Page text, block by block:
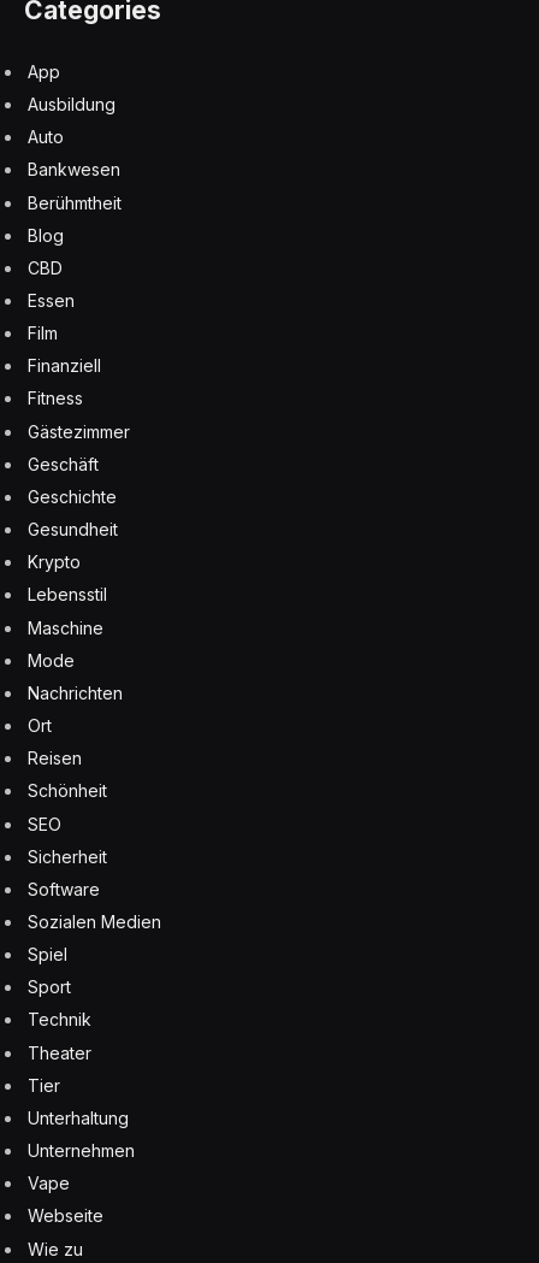
Categories
App
Ausbildung
Auto
Bankwesen
Berühmtheit
Blog
CBD
Essen
Film
Finanziell
Fitness
Gästezimmer
Geschäft
Geschichte
Gesundheit
Krypto
Lebensstil
Maschine
Mode
Nachrichten
Ort
Reisen
Schönheit
SEO
Sicherheit
Software
Sozialen Medien
Spiel
Sport
Technik
Theater
Tier
Unterhaltung
Unternehmen
Vape
Webseite
Wie zu